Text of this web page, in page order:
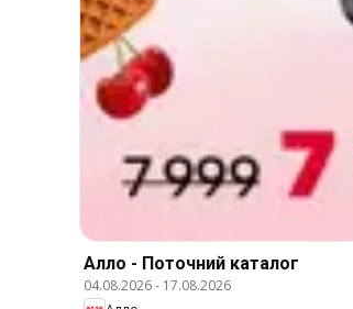
Алло - Поточний каталог
04.08.2026- 17.08.2026